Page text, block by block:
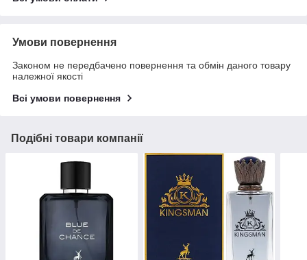
Умови повернення
Законом не передбачено повернення та обмін даного товару
належної якості
Всі умови повернення
Подібні товари компанії